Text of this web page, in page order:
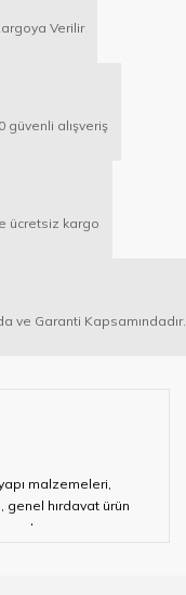
Verilir
güvenli alışveriş
ücretsiz kargo
ve Garanti Kapsamındadır.
malzemeleri,
hırdavat ürün
tamamını